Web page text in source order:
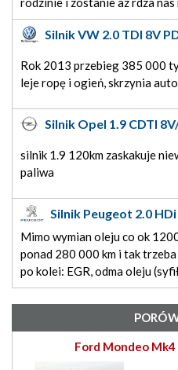
się nie psuje, turbo wciąż od
sprzęgło wymienione, ale
Silnik VW 2.0 TDI 8V
Rok 2013 przebieg 385 000
leje ropę i ogień, skrzynia
Silnik Opel 1.9 CDTI
silnik 1.9 120km zaskakuje
paliwa
Silnik Peugeot 2.0
DW10 CTED4
Mimo wymian oleju co ok
ponad 280 000 km i tak
po kolei: EGR, odma oleju
pod wtryskami lały (wtryski
Ostatnio przy 320 000 turbo
(prewencyjnie, bo się
wyciek oleju silnikowego
Ford Mondeo Mk4